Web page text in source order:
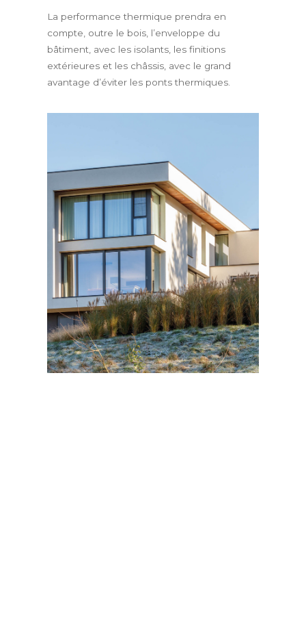
La performance thermique prendra en
compte, outre le bois, l’enveloppe du
bâtiment, avec les isolants, les finitions
extérieures et les châssis, avec le grand
avantage d’éviter les ponts thermiques.